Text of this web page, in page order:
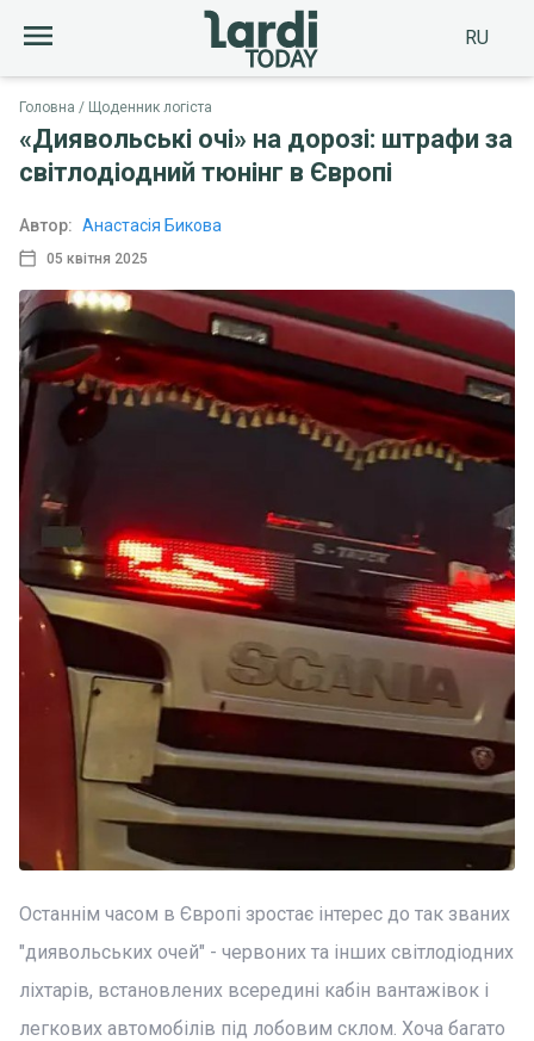
RU
Головна Щоденник логіста
«Диявольські очі» на дорозі: штрафи за
світлодіодний тюнінг в Європі
05 квітня 2025
Автор: Анастасія Бикова
Останнім часом в Європі зростає інтерес до так званих
"диявольських очей" - червоних та інших світлодіодних
ліхтарів, встановлених всередині кабін вантажівок і
легкових автомобілів під лобовим склом. Хоча багато